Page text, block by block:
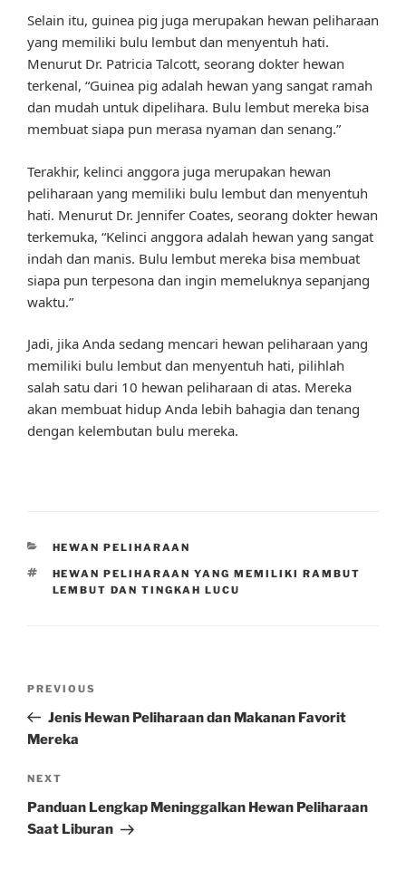
Selain itu, guinea pig juga merupakan hewan peliharaan
yang memiliki bulu lembut dan menyentuh hati.
Menurut Dr. Patricia Talcott, seorang dokter hewan
terkenal, “Guinea pig adalah hewan yang sangat ramah
dan mudah untuk dipelihara. Bulu lembut mereka bisa
membuat siapa pun merasa nyaman dan senang.”
Terakhir, kelinci anggora juga merupakan hewan
peliharaan yang memiliki bulu lembut dan menyentuh
hati. Menurut Dr. Jennifer Coates, seorang dokter hewan
terkemuka, “Kelinci anggora adalah hewan yang sangat
indah dan manis. Bulu lembut mereka bisa membuat
siapa pun terpesona dan ingin memeluknya sepanjang
waktu.”
Jadi, jika Anda sedang mencari hewan peliharaan yang
memiliki bulu lembut dan menyentuh hati, pilihlah
salah satu dari 10 hewan peliharaan di atas. Mereka
akan membuat hidup Anda lebih bahagia dan tenang
dengan kelembutan bulu mereka.
CATEGORIES
HEWAN PELIHARAAN
TAGS
HEWAN PELIHARAAN YANG MEMILIKI RAMBUT
LEMBUT DAN TINGKAH LUCU
Previous
Post
PREVIOUS
Jenis Hewan Peliharaan dan Makanan Favorit
Mereka
Next
Post
NEXT
Panduan Lengkap Meninggalkan Hewan Peliharaan
Saat Liburan